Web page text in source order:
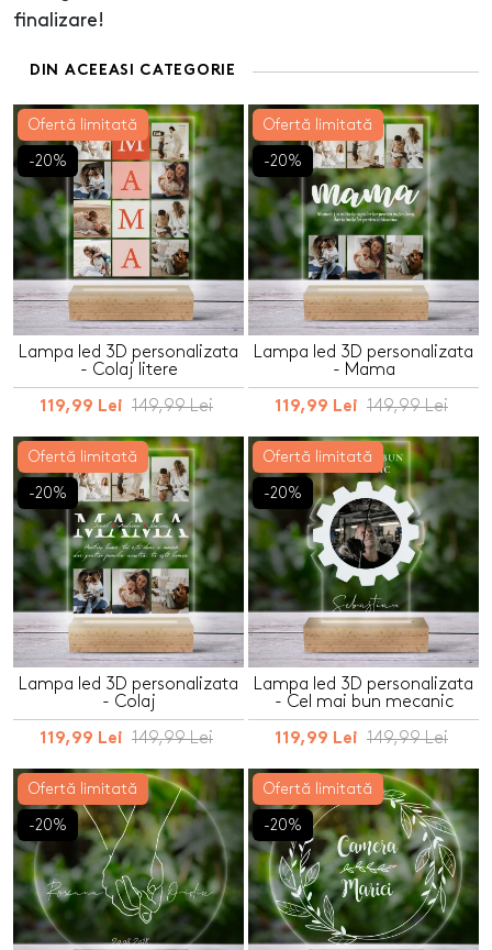
finalizare!
DIN ACEEASI CATEGORIE
Ofertă limitată
-20%
Lampa led 3D personalizata
- Colaj litere
119,99 Lei 149,99 Lei
Ofertă limitată
-20%
Lampa led 3D personalizata
- Mama
119,99 Lei 149,99 Lei
Ofertă limitată
-20%
Lampa led 3D personalizata
- Colaj
119,99 Lei 149,99 Lei
Ofertă limitată
-20%
Lampa led 3D personalizata
- Cel mai bun mecanic
119,99 Lei 149,99 Lei
Ofertă limitată
-20%
Ofertă limitată
-20%